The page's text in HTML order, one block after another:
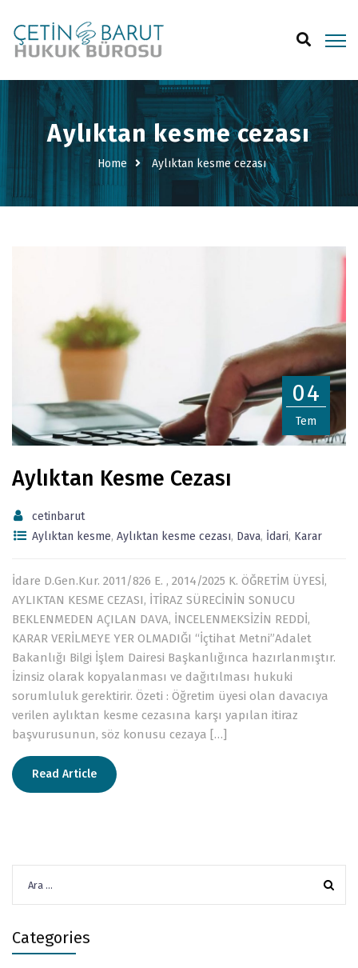
Aylıktan kesme cezası
Home Aylıktan kesme cezası
04
Tem
Aylıktan Kesme Cezası
cetinbarut
Aylıktan kesme, Aylıktan kesme cezası, Dava, İdari, Karar
İdare D.Gen.Kur. 2011/826 E. , 2014/2025 K. ÖĞRETİM ÜYESİ,
AYLIKTAN KESME CEZASI, İTİRAZ SÜRECİNİN SONUCU
BEKLENMEDEN AÇILAN DAVA, İNCELENMEKSİZİN REDDİ,
KARAR VERİLMEYE YER OLMADIĞI “İçtihat Metni”Adalet
Bakanlığı Bilgi İşlem Dairesi Başkanlığınca hazırlanmıştır.
İzinsiz olarak kopyalanması ve dağıtılması hukuki
sorumluluk gerektirir. Özeti : Öğretim üyesi olan davacıya
verilen aylıktan kesme cezasına karşı yapılan itiraz
başvurusunun, söz konusu cezaya […]
Read Article
Categories